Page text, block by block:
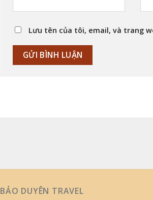
Lưu tên của tôi, email, và trang
BẢO DUYÊN TRAVEL